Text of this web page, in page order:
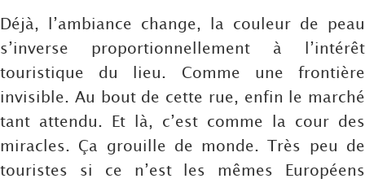
Déjà, l’ambiance change, la couleur de peau
s’inverse proportionnellement à l’intérêt
touristique du lieu. Comme une frontière
invisible. Au bout de cette rue, enfin le marché
tant attendu. Et là, c’est comme la cour des
miracles. Ça grouille de monde. Très peu de
touristes si ce n’est les mêmes Européens